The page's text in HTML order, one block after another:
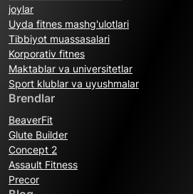
joylar
Uyda fitnes mashg'ulotlari
Tibbiyot muassasalari
Korporativ fitnes
Maktablar va universitetlar
Sport klublar va uyushmalar
Brendlar
BeaverFit
Glute Builder
Concept 2
Assault Fitness
Precor